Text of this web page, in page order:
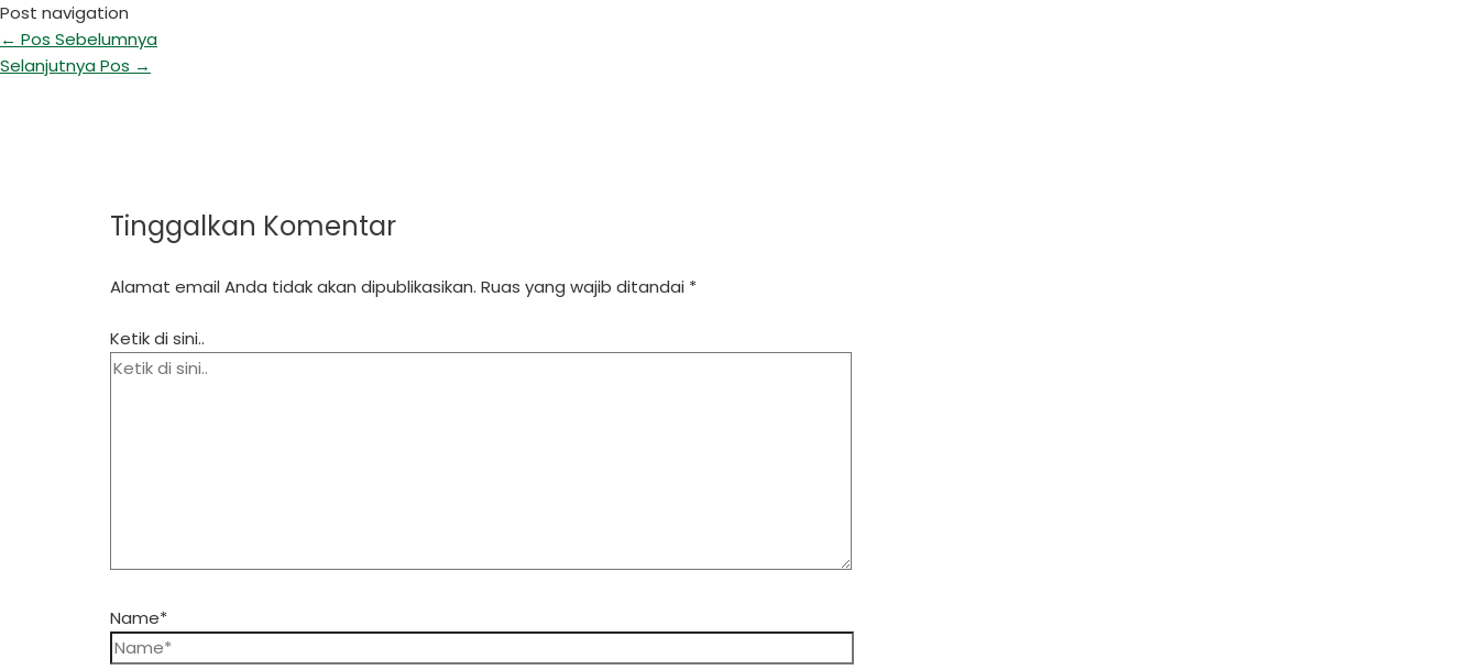
Post navigation
← Pos Sebelumnya
Selanjutnya Pos →
Tinggalkan Komentar
Alamat email Anda tidak akan dipublikasikan. Ruas yang wajib ditandai *
Ketik di sini..
Name*